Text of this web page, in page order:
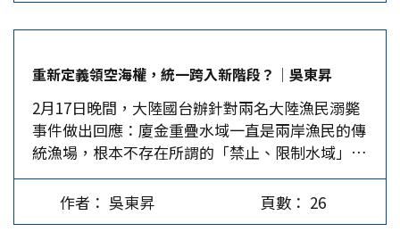
協、不談判」來揶揄，真是賠了夫人又折兵。…
哲遙望2028的基礎。無論是攪局或奪標，民眾黨的
影響力都將大於2024，也讓藍綠兩黨同樣受到白色
力量的威脅，國民黨要再開出如2022一樣好的成績
單，面臨很大的挑戰。 2022在「討厭民進黨」的
氛圍下，民進黨拿下嘉義縣、台南市、高雄市、屏
東縣與澎湖縣5席，民眾黨則取得金門與新竹市2
席，另外的15席則由國民黨攻下。…
布從今年3月1日起，「開放」旅行業招攬的團客可
赴大陸旅遊。但在春節假期的前一天，觀光署又以
新聞稿宣布自即日起停止招攬團客大陸遊，以及從
6月1日起「不能出團」，導致旅行業者對此突來的
「禁團令」表達不滿與憤怒。春節假期結束後，筆
者再以〈赴陸旅遊禁團令有法律依據？〉為題投
書，而新一屆在野黨立委也終於在開議前，紛紛質
疑禁團令的法源依據何在？ 「禁團令」沒有法律
重新定義領空海權，統一跨入新階段？│吳東昇
2月17日晚間，大陸國台辦針對兩名大陸漁民溺斃
事件做出回應：廈金重疊水域一直是兩岸漁民的傳
統漁場，根本不存在所謂的「禁止、限制水域」；
18日中午又宣布，堅決支持大陸海警在廈金海域展
開常態化執法巡查行動。19日下午則有金厦遊輪遭
到大陸海警登船臨檢。大陸這些連續動作，使台灣
作者： 吳東昇 頁數： 26